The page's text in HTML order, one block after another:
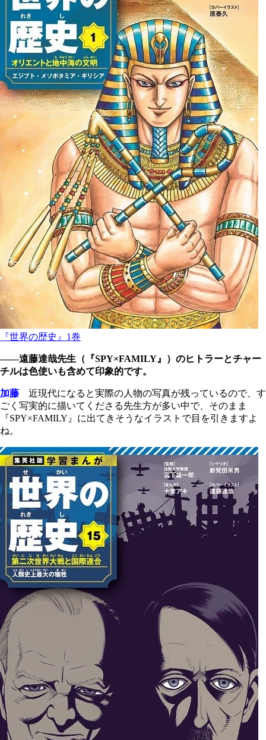
『世界の歴史』1巻
――遠藤達哉先生（『SPY×FAMILY』）のヒトラーとチャー
チルは色使いも含めて印象的です。
加藤 近現代になると実際の人物の写真が残っているので、す
ごく写実的に描いてくださる先生方が多い中で、そのまま
『SPY×FAMILY』に出てきそうなイラストで目を引きますよ
ね。